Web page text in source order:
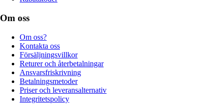
Om oss
Om oss?
Kontakta oss
Försäljningsvillkor
Returer och återbetalningar
Ansvarsfriskrivning
Betalningsmetoder
Priser och leveransalternativ
Integritetspolicy